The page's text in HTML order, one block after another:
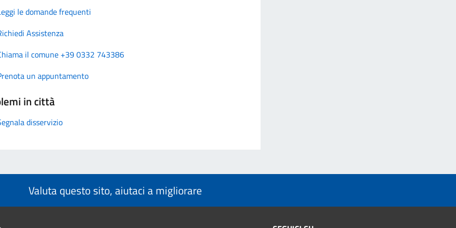
le domande frequenti
Assistenza
il comune +39 0332 743386
un appuntamento
in città
disservizio
Valuta questo sito, aiutaci a migliorare